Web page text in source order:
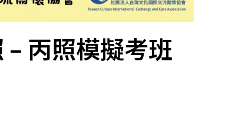
丙照模擬考班